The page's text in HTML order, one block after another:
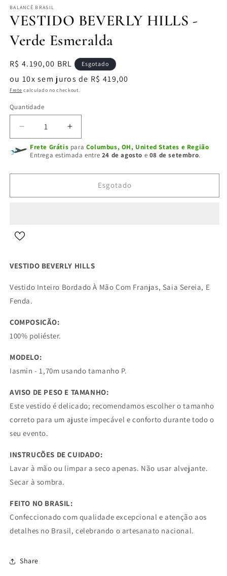
BALANCÊ BRASIL
VESTIDO BEVERLY HILLS -
Verde Esmeralda
Preço
normal
R$ 4.190,00 BRL Esgotado
ou 10x sem juros de R$ 419,00
Frete calculado no checkout.
Quantidade
Diminuir
a
quantidade
VESTIDO
HILLS
Aumentar
a
quantidade
VESTIDO
BEVERLY
HILLS
Frete Grátis para Columbus, OH, United States e Região
Entrega estimada entre 24 de agosto e 08 de setembro.
Esgotado
VESTIDO BEVERLY HILLS
Vestido Inteiro Bordado À Mão Com Franjas, Saia Sereia, E
Fenda.
COMPOSIÇÃO:
100% poliéster.
MODELO:
Iasmin - 1,70m usando tamanho P.
AVISO DE PESO E TAMANHO:
Este vestido é delicado; recomendamos escolher o tamanho
correto para um ajuste impecável e conforto durante todo o
seu evento.
INSTRUÇÕES DE CUIDADO:
Lavar à mão ou limpar a seco apenas. Não usar alvejante.
Secar à sombra.
FEITO NO BRASIL:
Confeccionado com qualidade excepcional e atenção aos
detalhes no Brasil, celebrando o artesanato nacional.
Share